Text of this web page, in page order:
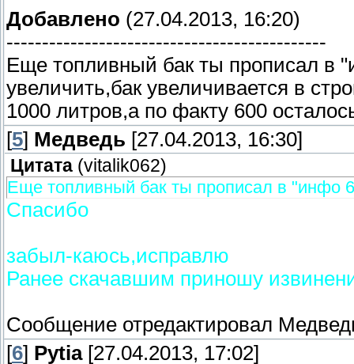
Добавлено (27.04.2013, 16:20)
---------------------------------------------
Еще топливный бак ты прописал в
увеличить,бак увеличивается в
1000 литров,а по факту 600
[5] Медведь [27.04.2013, 16:30]
Цитата (vitalik062)
Еще топливный бак ты прописал в "инфо
Спасибо
забыл-каюсь,исправлю
Ранее скачавшим приношу
Сообщение отредактировал
[6] Pytia[27.04.2013, 17:02]